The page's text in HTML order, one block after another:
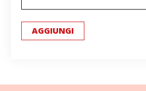
AGGIUNGI